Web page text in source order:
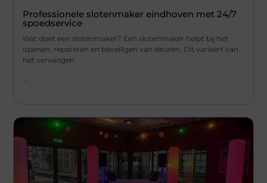
Professionele slotenmaker eindhoven met 24/7
spoedservice
Wat doet een slotenmaker? Een slotenmaker helpt bij het
openen, repareren en beveiligen van deuren. Dit varieert van
het vervangen
...